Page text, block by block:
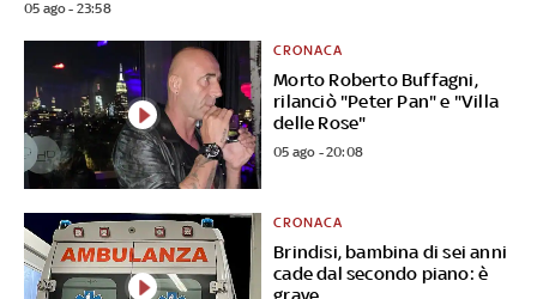
05 ago - 23:58
Morto Roberto Buffagni,
rilanciò "Peter Pan" e "Villa
delle Rose"
CRONACA
05 ago - 20:08
Brindisi, bambina di sei anni
cade dal secondo piano: è
grave
CRONACA